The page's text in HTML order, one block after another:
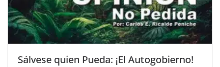
Sálvese quien Pueda: ¡El Autogobierno!